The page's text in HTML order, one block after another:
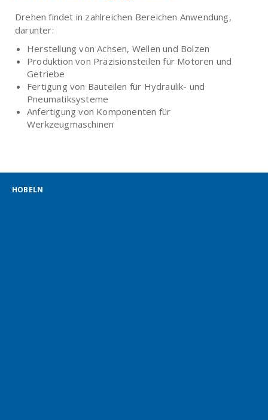
Drehen findet in zahlreichen Bereichen Anwendung,
darunter:
Herstellung von Achsen, Wellen und Bolzen
Produktion von Präzisionsteilen für Motoren und
Getriebe
Fertigung von Bauteilen für Hydraulik- und
Pneumatiksysteme
Anfertigung von Komponenten für
Werkzeugmaschinen
HOBELN